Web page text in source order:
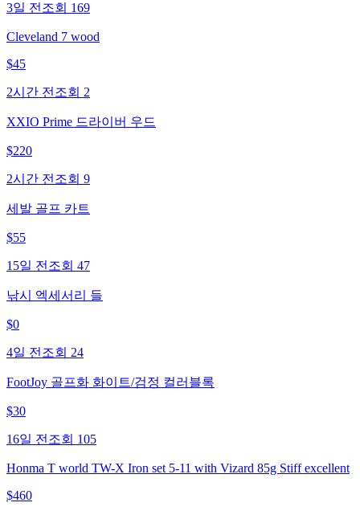
3일 전 조회 169
Cleveland 7 wood
$45
2시간 전 조회 2
XXIO Prime 드라이버 우드
$220
2시간 전 조회 9
세발 골프 카트
$55
15일 전 조회 47
낚시 엑세서리 들
$0
4일 전 조회 24
FootJoy 골프화 화이트/검정 컬러블록
$30
16일 전 조회 105
Honma T world TW-X Iron set 5-11 with Vizard 85g Stiff excellent
$460